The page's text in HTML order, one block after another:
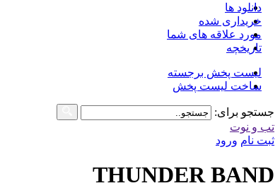
دانلود ها
خریداری شده
مورد علاقه های شما
تاریخچه
لیست پخش برجسته
ساخت لیست پخش
جستجو برای:
تب و نوت
ثبت نام ورود
THUNDER BAND